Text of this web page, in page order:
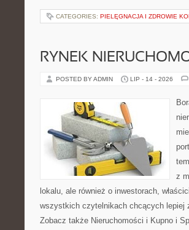
CATEGORIES: PIELĘGNACJA I ZDROWIE
RYNEK
POSTED BY ADMIN LIP - 14 - 2026
z
lokalu, ale również o inwestorach,
wszystkich czytelnikach chcących lepiej
Zobacz także Nieruchomości i Kupno i